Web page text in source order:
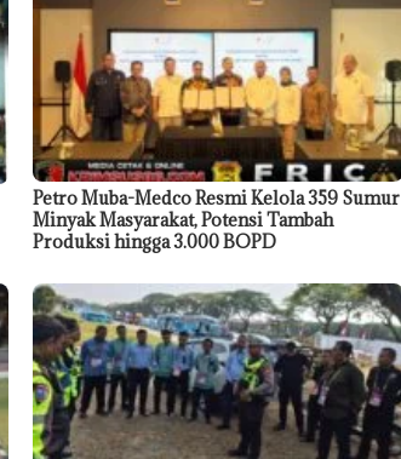
Petro Muba-Medco Resmi Kelola 359 Sumur
Minyak Masyarakat, Potensi Tambah
Produksi hingga 3.000 BOPD